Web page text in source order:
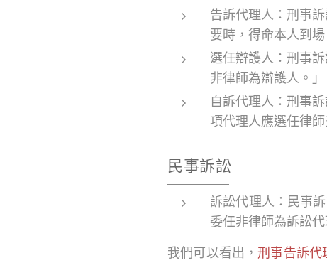
告訴代理人：刑事
要時，得命本人到場
選任辯護人：刑事
非律師為辯護人。」
自訴代理人：刑事
項代理人應選任律師
民事訴訟
訴訟代理人：民事
委任非律師為訴訟代
我們可以看出，刑事告訴代